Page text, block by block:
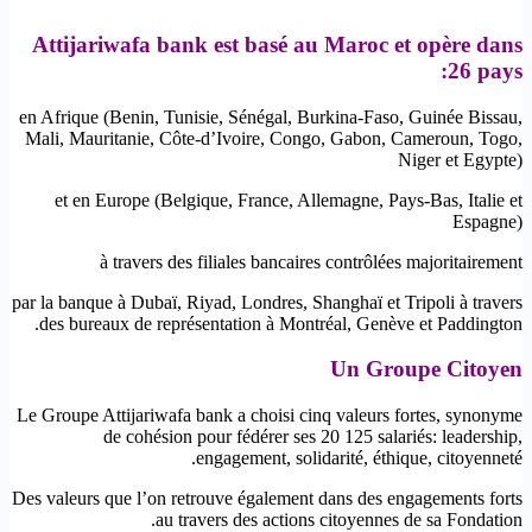
Attijariwafa bank est basé au Maroc et opère dans
26 pays:
en Afrique (Benin, Tunisie, Sénégal, Burkina-Faso, Guinée Bissau,
Mali, Mauritanie, Côte-d’Ivoire, Congo, Gabon, Cameroun, Togo,
Niger et Egypte)
et en Europe (Belgique, France, Allemagne, Pays-Bas, Italie et
Espagne)
à travers des filiales bancaires contrôlées majoritairement
par la banque à Dubaï, Riyad, Londres, Shanghaï et Tripoli à travers
des bureaux de représentation à Montréal, Genève et Paddington.
Un Groupe Citoyen
Le Groupe Attijariwafa bank a choisi cinq valeurs fortes, synonyme
de cohésion pour fédérer ses 20 125 salariés: leadership,
engagement, solidarité, éthique, citoyenneté.
Des valeurs que l’on retrouve également dans des engagements forts
au travers des actions citoyennes de sa Fondation.